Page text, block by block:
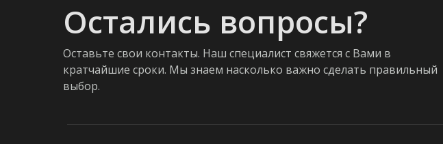
Остались вопросы?
Оставьте свои контакты. Наш специалист свяжется с Вами в
кратчайшие сроки. Мы знаем насколько важно сделать правильный
выбор.